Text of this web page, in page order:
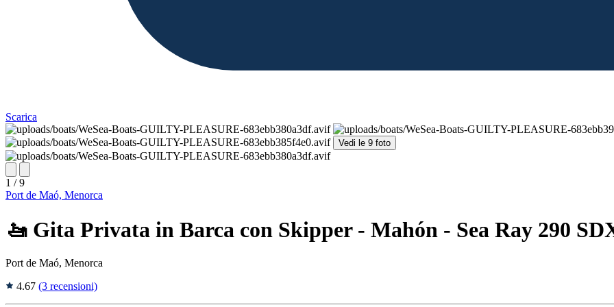
Scarica
Vedi le 9 foto
1 / 9
Port de Maó, Menorca
🚤 Gita Privata in Barca con Skipper - Mahón - Sea Ray 290
Port de Maó, Menorca
4.67 (3 recensioni)